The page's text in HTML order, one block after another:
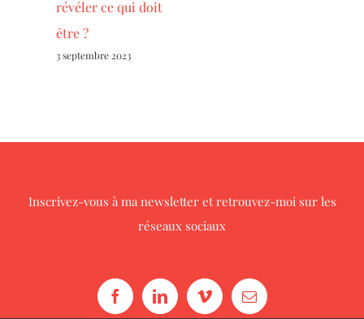
révéler ce qui doit
être ?
3 septembre 2023
Inscrivez-vous à ma newsletteret retrouvez-moi sur les
réseaux sociaux